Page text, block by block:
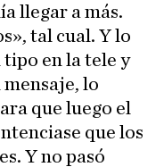
llegar a más.
tal cual. Y lo
tipo en la tele y
mensaje, lo
que luego el
que los
Y no pasó